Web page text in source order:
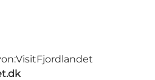
VisitFjordlandet